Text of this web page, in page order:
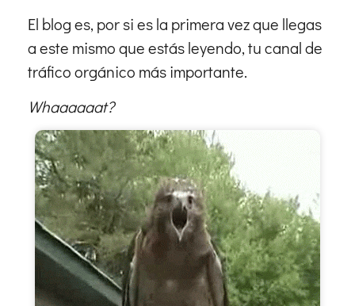
El blog es, por si es la primera vez que llegas
a este mismo que estás leyendo, tu canal de
tráfico orgánico más importante.
Whaaaaaat?